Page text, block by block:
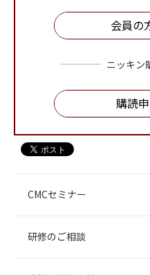
会員の
ニッキン
購読
CMCセミナー
研修のご相談